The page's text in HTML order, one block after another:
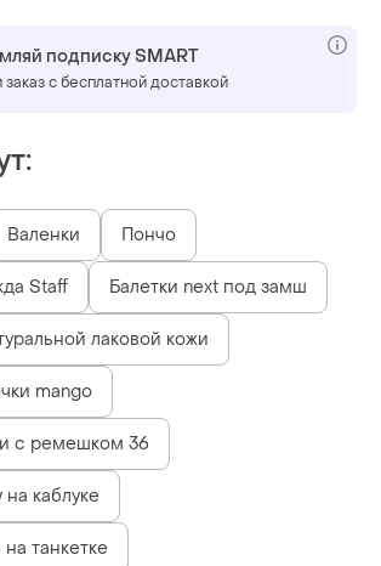
подписку SMART
заказ с бесплатной доставкой
Валенки Пончо
Staff Балетки next под замш
лаковой кожи
mango
с ремешком 36
на каблуке
танкетке